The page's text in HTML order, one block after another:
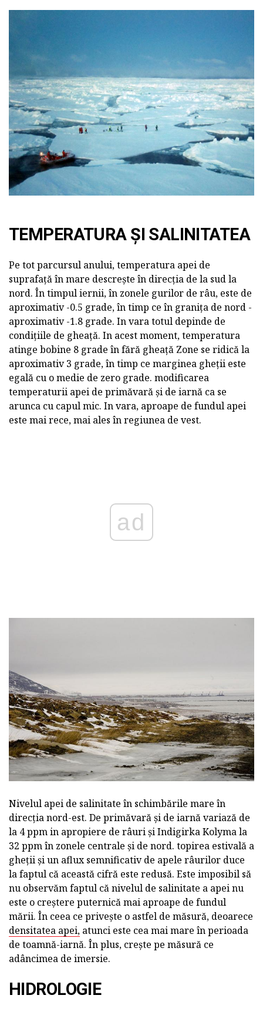
TEMPERATURA ȘI SALINITATEA
Pe tot parcursul anului, temperatura apei de
suprafață în mare descrește în direcția de la sud la
nord. În timpul iernii, în zonele gurilor de râu, este de
aproximativ -0.5 grade, în timp ce în granița de nord -
aproximativ -1.8 grade. In vara totul depinde de
condițiile de gheață. In acest moment, temperatura
atinge bobine 8 grade în fără gheață Zone se ridică la
aproximativ 3 grade, în timp ce marginea gheții este
egală cu o medie de zero grade. modificarea
temperaturii apei de primăvară și de iarnă ca se
arunca cu capul mic. In vara, aproape de fundul apei
este mai rece, mai ales în regiunea de vest.
ad
Nivelul apei de salinitate în schimbările mare în
direcția nord-est. De primăvară și de iarnă variază de
la 4 ppm in apropiere de râuri și Indigirka Kolyma la
32 ppm în zonele centrale și de nord. topirea estivală a
gheții și un aflux semnificativ de apele râurilor duce
la faptul că această cifră este redusă. Este imposibil să
nu observăm faptul că nivelul de salinitate a apei nu
este o creștere puternică mai aproape de fundul
mării. În ceea ce privește o astfel de măsură, deoarece
densitatea apei, atunci este cea mai mare în perioada
de toamnă-iarnă. În plus, crește pe măsură ce
adâncimea de imersie.
HIDROLOGIE